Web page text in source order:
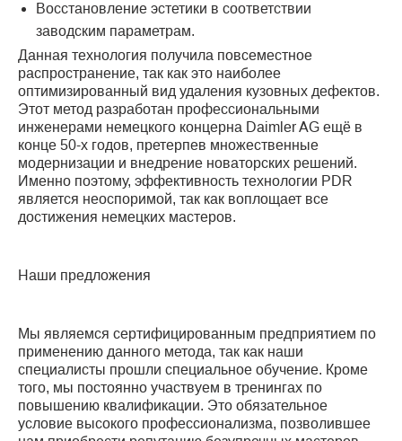
Восстановление эстетики в соответствии
заводским параметрам.
Данная технология получила повсеместное
распространение, так как это наиболее
оптимизированный вид удаления кузовных дефектов.
Этот метод разработан профессиональными
инженерами немецкого концерна Daimler AG ещё в
конце 50-х годов, претерпев множественные
модернизации и внедрение новаторских решений.
Именно поэтому, эффективность технологии PDR
является неоспоримой, так как воплощает все
достижения немецких мастеров.
Наши предложения
Мы являемся сертифицированным предприятием по
применению данного метода, так как наши
специалисты прошли специальное обучение. Кроме
того, мы постоянно участвуем в тренингах по
повышению квалификации. Это обязательное
условие высокого профессионализма, позволившее